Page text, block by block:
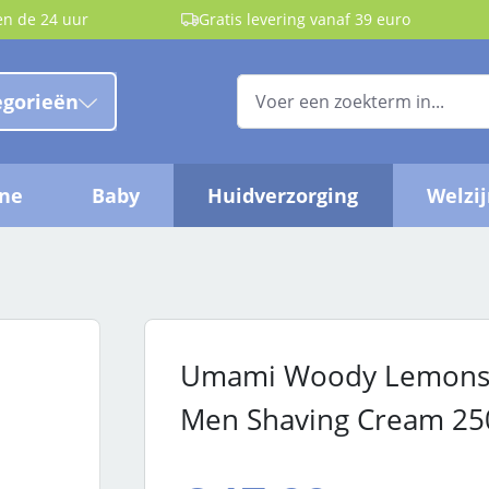
de 24 uur Gratis levering vanaf 39 euro
Baby Huidverzorging
Umami Woody
Men Shaving Cream